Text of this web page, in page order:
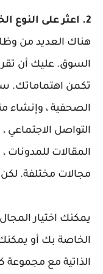
2. اعثر على النوع الخاص بك ، تطابق Vibe.
هناك العديد من
السوق. عليك أن
تكمن اهتماماتك.
الصحفية ، وإنشاء
التواصل الاجتماعي ،
المقالات للمدونات
مجالات مختلفة. لكن
يمكنك اختيار
الخاصة بك أو
الذاتية مع مجموعة